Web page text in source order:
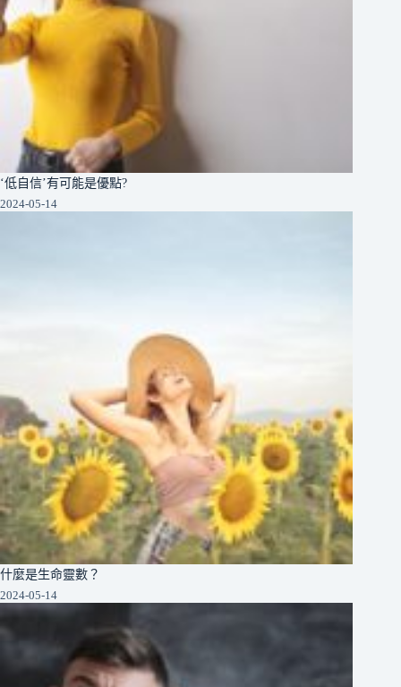
‘低自信’有可能是優點?
2024-05-14
什麼是生命靈數？
2024-05-14